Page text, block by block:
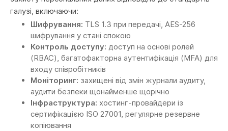
галузі, включаючи:
Шифрування: TLS 1.3 при передачі, AES-256
шифрування у стані спокою
Контроль доступу: доступ на основі ролей
(RBAC), багатофакторна аутентифікація (MFA) для
входу співробітників
Моніторинг: захищені від змін журнали аудиту,
аудити безпеки щонайменше щорічно
Інфраструктура: хостинг-провайдери із
сертифікацією ISO 27001, регулярне резервне
копіювання